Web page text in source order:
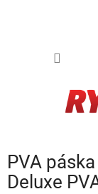
PVA
Deluxe